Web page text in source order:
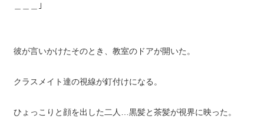
＿＿＿｣
彼が言いかけたそのとき、教室のドアが開いた。
クラスメイト達の視線が釘付けになる。
ひょっこりと顔を出した二人…黒髪と茶髪が視界に映った。